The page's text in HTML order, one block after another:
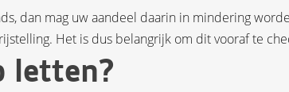
dan mag uw aandeel daarin in mindering
Het is dus belangrijk om dit vooraf te
letten?